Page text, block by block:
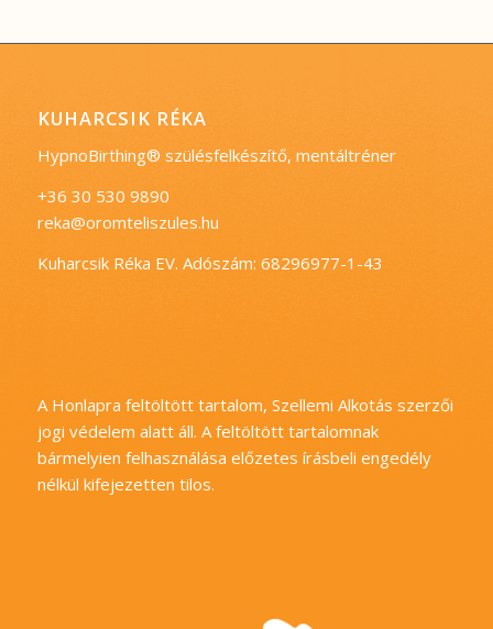
KUHARCSIK RÉKA
HypnoBirthing® szülésfelkészítő, mentáltréner
+36 30 530 9890
reka@oromteliszules.hu
Kuharcsik Réka EV. Adószám: 68296977-1-43
A Honlapra feltöltött tartalom, Szellemi Alkotás szerzői
jogi védelem alatt áll. A feltöltött tartalomnak
bármelyien felhasználása előzetes írásbeli engedély
nélkül kifejezetten tilos.